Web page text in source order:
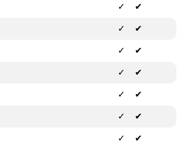
✔
✔
✔
✔
✔
✔
✔